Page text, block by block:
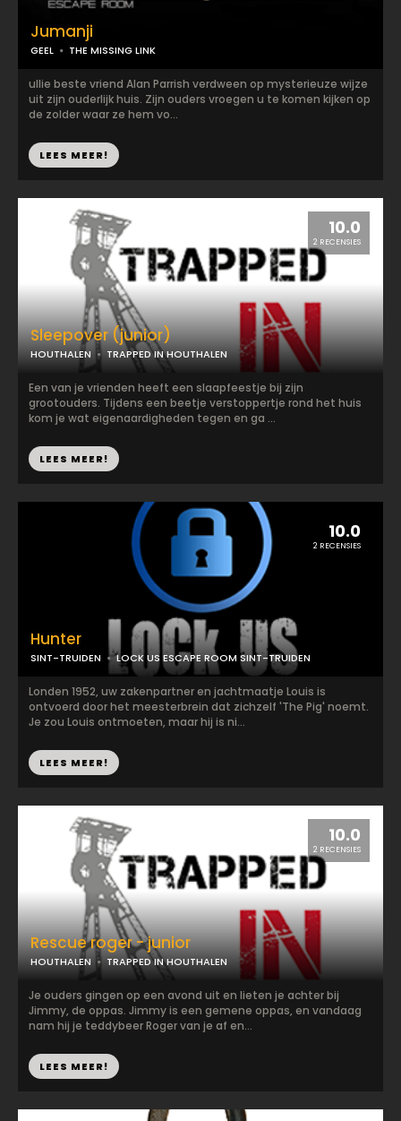
10.0
2 RECENSIES
Sleepover (junior)
HOUTHALEN TRAPPED IN HOUTHALEN
Een van je vrienden heeft een slaapfeestje bij zijn
grootouders. Tijdens een beetje verstoppertje rond het huis
kom je wat eigenaardigheden tegen en ga ...
LEES MEER!
10.0
2 RECENSIES
Rescue roger - junior
HOUTHALEN TRAPPED IN HOUTHALEN
Je ouders gingen op een avond uit en lieten je achter bij
Jimmy, de oppas. Jimmy is een gemene oppas, en vandaag
nam hij je teddybeer Roger van je af en...
LEES MEER!
Jumanji
GEEL THE MISSING LINK
ullie beste vriend Alan Parrish verdween op mysterieuze wijze
uit zijn ouderlijk huis. Zijn ouders vroegen u te komen kijken op
de zolder waar ze hem vo...
LEES MEER!
10.0
2 RECENSIES
Hunter
SINT-TRUIDEN LOCK US ESCAPE ROOM SINT-TRUIDEN
Londen 1952, uw zakenpartner en jachtmaatje Louis is
ontvoerd door het meesterbrein dat zichzelf 'The Pig' noemt.
Je zou Louis ontmoeten, maar hij is ni...
LEES MEER!